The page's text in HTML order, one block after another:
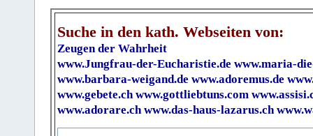
Suche in den kath. Webseiten von:
Zeugen der Wahrheit
www.Jungfrau-der-Eucharistie.de www.maria-
www.barbara-weigand.de www.adoremus.de
www.gebete.ch www.gottliebtuns.com
www.adorare.ch www.das-haus-lazarus.ch